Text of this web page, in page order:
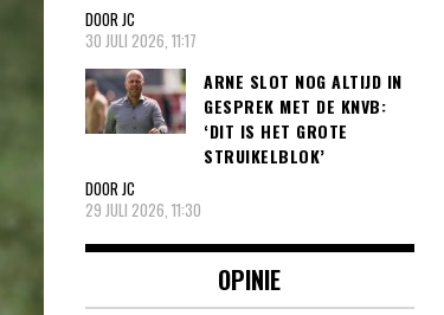
DOOR JC
30 JULI 2026, 11:17
ARNE SLOT NOG ALTIJD IN
GESPREK MET DE KNVB:
‘DIT IS HET GROTE
STRUIKELBLOK’
DOOR JC
29 JULI 2026, 11:30
OPINIE